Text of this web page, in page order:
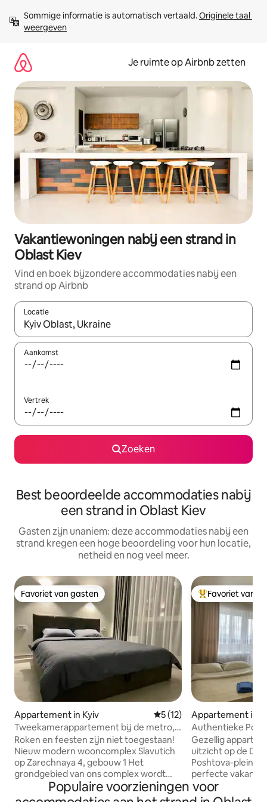
direct
naar
Sommige informatie is automatisch vertaald. Originele taal
weergeven
Je ruimte op Airbnb zetten
Vakantiewoningen nabij een strand in
Oblast Kiev
Vind en boek bijzondere accommodaties nabij een
strand op Airbnb
Locatie
Wanneer er suggesties beschikbaar zijn, maak je een keuze
Aankomst
Vertrek
Zoeken
Best beoordeelde accommodaties nabij
een strand in Oblast Kiev
Gasten zijn unaniem: deze accommodaties nabij een
strand kregen een hoge beoordeling voor hun locatie,
netheid en nog veel meer.
Favoriet van gasten
Favoriet van gasten
Appartement in Kyiv Gemiddelde beoordeling
5 (12)
Tweekamerappartement bij de metro,
wooncomplex Slavutych bij de rivier
Roken en feesten zijn niet toegestaan!
Nieuw modern wooncomplex Slavutich
op Zarechnaya 4, gebouw 1 Het
grondgebied van ons complex wordt
bewaakt. Verdieping 13 van 33. Ons huis
heeft 4 passagiersliften en 1 vracht. De
Topfavoriet van
Favoriet van
Appartement in
Authentieke
comfort in het
Gezellig
uitzicht op de
Poshtova-plein!
perfecte vakantie
met een
wacht dit
Populaire voorzieningen voor